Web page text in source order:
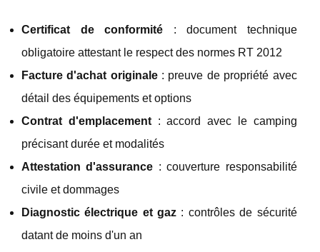
Certificat de conformité : document technique
obligatoire attestant le respect des normes RT 2012
Facture d'achat originale: preuve de propriété avec
détail des équipements et options
Contrat d'emplacement: accord avec le camping
précisant durée et modalités
Attestation d'assurance : couverture responsabilité
civile et dommages
Diagnostic électrique et gaz : contrôles de sécurité
datant de moins d'un an